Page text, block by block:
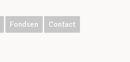
Fondsen Contact